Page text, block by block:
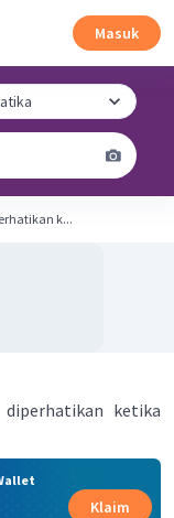
Masuk
k...
ketika
Klaim